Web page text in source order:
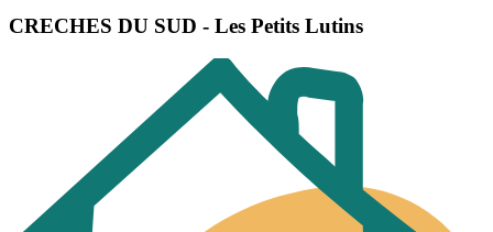
CRECHES DU SUD - Les Petits Lutins